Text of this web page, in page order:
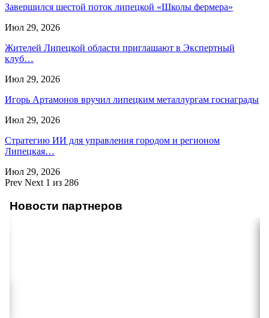
Завершился шестой поток липецкой «Школы фермера»
Июл 29, 2026
Жителей Липецкой области приглашают в Экспертный
клуб…
Июл 29, 2026
Игорь Артамонов вручил липецким металлургам госнаграды
Июл 29, 2026
Стратегию ИИ для управления городом и регионом
Липецкая…
Июл 29, 2026
Prev Next 1 из 286
Новости партнеров